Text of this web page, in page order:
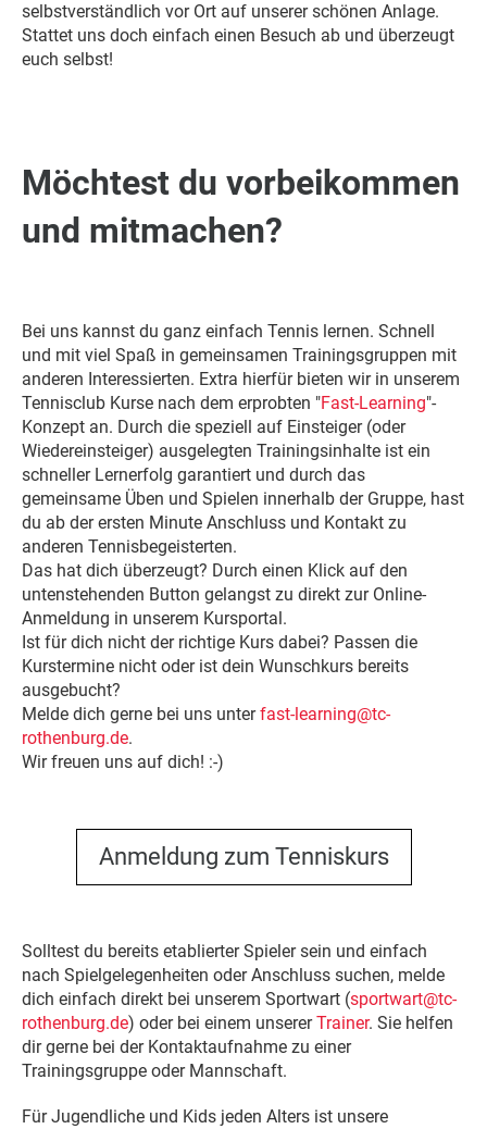
selbstverständlich vor Ort auf unserer schönen Anlage.
Stattet uns doch einfach einen Besuch ab und überzeugt
euch selbst!
Möchtest du vorbeikommen
und mitmachen?
Bei uns kannst du ganz einfach Tennis lernen. Schnell
und mit viel Spaß in gemeinsamen Trainingsgruppen mit
anderen Interessierten. Extra hierfür bieten wir in unserem
Tennisclub Kurse nach dem erprobten "Fast-Learning"-
Konzept an. Durch die speziell auf Einsteiger (oder
Wiedereinsteiger) ausgelegten Trainingsinhalte ist ein
schneller Lernerfolg garantiert und durch das
gemeinsame Üben und Spielen innerhalb der Gruppe, hast
du ab der ersten Minute Anschluss und Kontakt zu
anderen Tennisbegeisterten.
Das hat dich überzeugt? Durch einen Klick auf den
untenstehenden Button gelangst zu direkt zur Online-
Anmeldung in unserem Kursportal.
Ist für dich nicht der richtige Kurs dabei? Passen die
Kurstermine nicht oder ist dein Wunschkurs bereits
ausgebucht?
Melde dich gerne bei uns unterfast-learning@tc-
rothenburg.de.
Wir freuen uns auf dich! :-)
Anmeldung zum Tenniskurs
Solltest du bereits etablierter Spieler sein und einfach
nach Spielgelegenheiten oder Anschluss suchen, melde
dich einfach direkt bei unserem Sportwart (sportwart@tc-
rothenburg.de) oder bei einem unsererTrainer. Sie helfen
dir gerne bei der Kontaktaufnahme zu einer
Trainingsgruppe oder Mannschaft.
Für Jugendliche und Kids jeden Alters ist unsere